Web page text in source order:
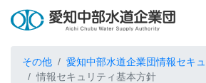
その他
愛知中部水道企業団情報セキ
情報セキュリティ基本方針